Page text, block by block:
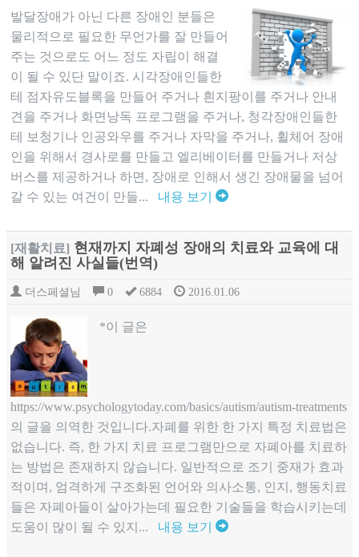
​발달장애가 아닌 다른 장애인 분들은
물리적으로 필요한 무언가를 잘 만들어
주는 것으로도 어느 정도 자립이 해결
이 될 수 있단 말이죠. 시각장애인들한
테 점자유도블록을 만들어 주거나 흰지팡이를 주거나 안내
견을 주거나 화면낭독 프로그램을 주거나, 청각장애인들한
테 보청기나 인공와우를 주거나 자막을 주거나, 휠체어 장애
인을 위해서 경사로를 만들고 엘리베이터를 만들거나 저상
버스를 제공하거나 하면, 장애로 인해서 생긴 장애물을 넘어
갈 수 있는 여건이 만들... 내용 보기
[재활치료] 현재까지 자폐성 장애의 치료와 교육에 대
해 알려진 사실들(번역)
더스페셜님 0 6884 2016.01.06
*이 글은
https://www.psychologytoday.com/basics/autism/autism-treatments​
의 글을 의역한 것입니다.자폐를 위한 한 가지 특정 치료법은
없습니다. 즉, 한 가지 치료 프로그램만으로 자폐아를 치료하
는 방법은 존재하지 않습니다. 일반적으로 조기 중재가 효과
적이며, 엄격하게 구조화된 언어와 의사소통, 인지, 행동치료
들은 자폐아들이 살아가는데 필요한 기술들을 학습시키는데
도움이 많이 될 수 있지... 내용 보기